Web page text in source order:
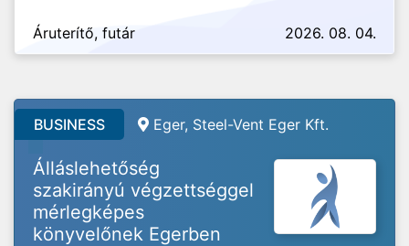
Áruterítő, futár 2026. 08. 04.
BUSINESS Eger, Steel-Vent Eger Kft.
Álláslehetőség
szakirányú végzettséggel
mérlegképes
könyvelőnek Egerben